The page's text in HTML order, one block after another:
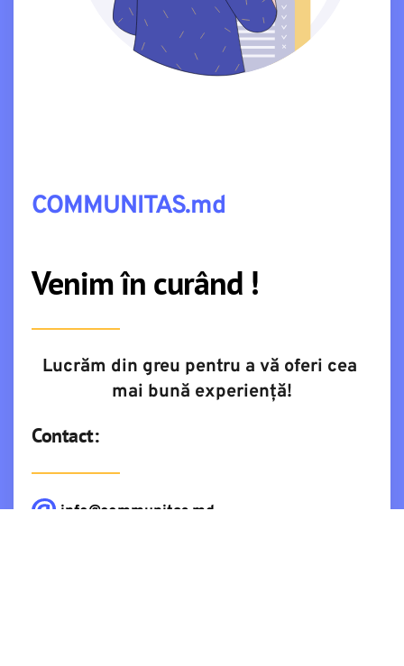
COMMUNITAS.md
Venim în curând !
Lucrăm din greu pentru a vă oferi cea
mai bună experiență!
Contact:
info@communitas.md